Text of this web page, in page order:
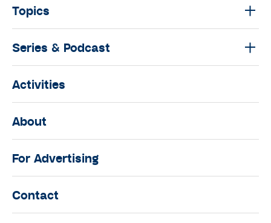
มนุษย์ต่างวัย Talk กับ ประสาน อิง
มนุษย์ต่างวัย Talk กับ ประสาน อิง
คนันท์ EP.6 : คุยกับ “ซุป” วิวัฒน์ วงศ์
ภัทรฐิติ ผู้ที่เชื่อมาตลอดว่า เด็กคือ
ทรัพยากรที่มีค่าที่สุดในประเทศ
Topics
Series & Podcast
Activities
About
For Advertising
Contact